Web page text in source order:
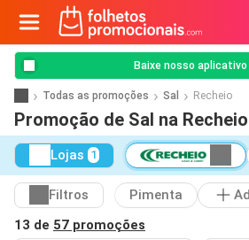
Baixe nosso aplicativo
Todas as promoções Sal Recheio
Promoção de Sal na Recheio
Lojas 1
Filtros Pimenta
13 de 57 promoções